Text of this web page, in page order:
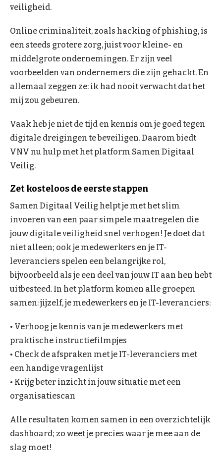
veiligheid.
Online criminaliteit, zoals hacking of phishing, is
een steeds grotere zorg, juist voor kleine- en
middelgrote ondernemingen. Er zijn veel
voorbeelden van ondernemers die zijn gehackt. En
allemaal zeggen ze: ik had nooit verwacht dat het
mij zou gebeuren.
Vaak heb je niet de tijd en kennis om je goed tegen
digitale dreigingen te beveiligen. Daarom biedt
VNV nu hulp met het platform Samen Digitaal
Veilig.
Zet kosteloos de eerste stappen
Samen Digitaal Veilig helpt je met het slim
invoeren van een paar simpele maatregelen die
jouw digitale veiligheid snel verhogen! Je doet dat
niet alleen; ook je medewerkers en je IT-
leveranciers spelen een belangrijke rol,
bijvoorbeeld als je een deel van jouw IT aan hen hebt
uitbesteed. In het platform komen alle groepen
samen: jijzelf, je medewerkers en je IT-leveranciers:
• Verhoog je kennis van je medewerkers met
praktische instructiefilmpjes
• Check de afspraken met je IT-leveranciers met
een handige vragenlijst
• Krijg beter inzicht in jouw situatie met een
organisatiescan
Alle resultaten komen samen in een overzichtelijk
dashboard; zo weet je precies waar je mee aan de
slag moet!